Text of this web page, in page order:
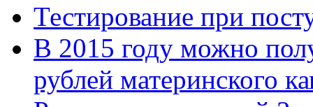
Тестирование при
В 2015 году можно
рублей материнского